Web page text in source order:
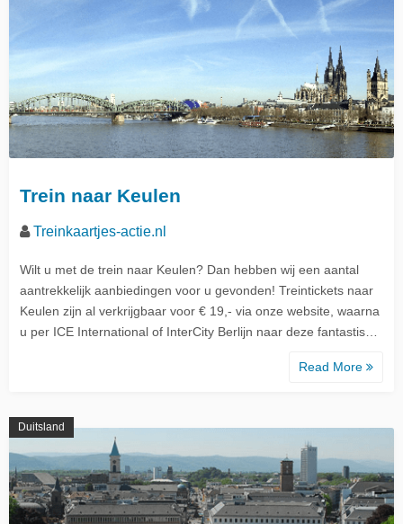
Trein naar Keulen
Treinkaartjes-actie.nl
Wilt u met de trein naar Keulen? Dan hebben wij een aantal
aantrekkelijk aanbiedingen voor u gevonden! Treintickets naar
Keulen zijn al verkrijgbaar voor € 19,- via onze website, waarna
u per ICE International of InterCity Berlijn naar deze fantastis…
Read More
Duitsland